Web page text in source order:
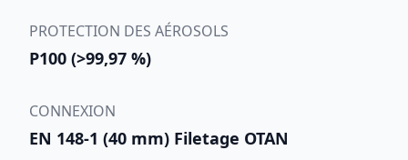
PROTECTION DES AÉROSOLS
P100 (>99,97 %)
CONNEXION
EN 148-1 (40 mm) Filetage OTAN